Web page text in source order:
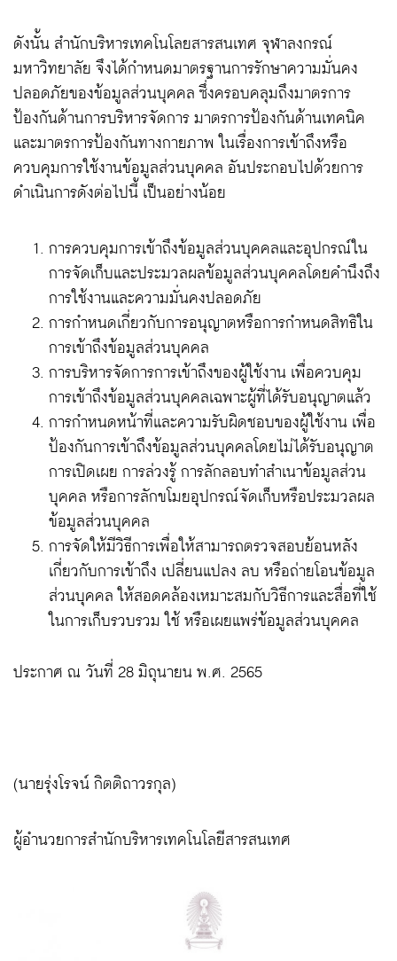
ดังนั้น สำนักบริหารเทคโนโลยสารสนเทศ จุฬาลงกรณ์
มหาวิทยาลัย จึงได้กำหนดมาตรฐานการรักษาความมั่นคง
ปลอดภัยของข้อมูลส่วนบุคคล ซึ่งครอบคลุมถึงมาตรการ
ป้องกันด้านการบริหารจัดการ มาตรการป้องกันด้านเทคนิค
และมาตรการป้องกันทางกายภาพ ในเรื่องการเข้าถึงหรือ
ควบคุมการใช้งานข้อมูลส่วนบุคคล อันประกอบไปด้วยการ
ดำเนินการดังต่อไปนี้ เป็นอย่างน้อย
การควบคุมการเข้าถึงข้อมูลส่วนบุคคลและอุปกรณ์ใน
การจัดเก็บและประมวลผลข้อมูลส่วนบุคคลโดยคำนึงถึง
การใช้งานและความมั่นคงปลอดภัย
การกำหนดเกี่ยวกับการอนุญาตหรือการกำหนดสิทธิใน
การเข้าถึงข้อมูลส่วนบุคคล
การบริหารจัดการการเข้าถึงของผู้ใช้งาน เพื่อควบคุม
การเข้าถึงข้อมูลส่วนบุคคลเฉพาะผู้ที่ได้รับอนุญาตแล้ว
การกำหนดหน้าที่และความรับผิดชอบของผู้ใช้งาน เพื่อ
ป้องกันการเข้าถึงข้อมูลส่วนบุคคลโดยไม่ได้รับอนุญาต
การเปิดเผย การล่วงรู้ การลักลอบทำสำเนาข้อมูลส่วน
บุคคล หรือการลักขโมยอุปกรณ์จัดเก็บหรือประมวลผล
ข้อมูลส่วนบุคคล
การจัดให้มีวิธีการเพื่อให้สามารถตรวจสอบย้อนหลัง
เกี่ยวกับการเข้าถึง เปลี่ยนแปลง ลบ หรือถ่ายโอนข้อมูล
ส่วนบุคคล ให้สอดคล้องเหมาะสมกับวิธีการและสื่อที่ใช้
ในการเก็บรวบรวม ใช้ หรือเผยแพร่ข้อมูลส่วนบุคคล
ประกาศ ณ วันที่ 28 มิถุนายน พ.ศ. 2565
(นายรุ่งโรจน์ กิตติถาวรกุล)
ผู้อำนวยการสำนักบริหารเทคโนโลยีสารสนเทศ